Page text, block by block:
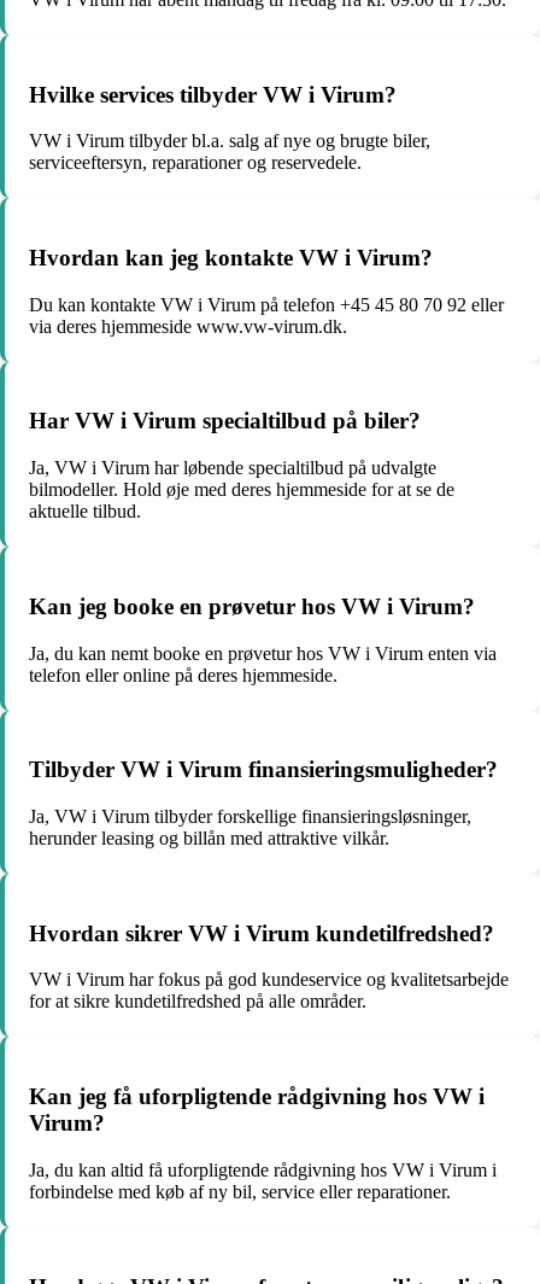
Hvilke services tilbyder VW i Virum?
VW i Virum tilbyder bl.a. salg af nye og brugte biler,
serviceeftersyn, reparationer og reservedele.
Hvordan kan jeg kontakte VW i Virum?
Du kan kontakte VW i Virum på telefon +45 45 80 70 92 eller
via deres hjemmeside www.vw-virum.dk.
Har VW i Virum specialtilbud på biler?
Ja, VW i Virum har løbende specialtilbud på udvalgte
bilmodeller. Hold øje med deres hjemmeside for at se de
aktuelle tilbud.
Kan jeg booke en prøvetur hos VW i Virum?
Ja, du kan nemt booke en prøvetur hos VW i Virum enten via
telefon eller online på deres hjemmeside.
Tilbyder VW i Virum finansieringsmuligheder?
Ja, VW i Virum tilbyder forskellige finansieringsløsninger,
herunder leasing og billån med attraktive vilkår.
Hvordan sikrer VW i Virum kundetilfredshed?
VW i Virum har fokus på god kundeservice og kvalitetsarbejde
for at sikre kundetilfredshed på alle områder.
Kan jeg få uforpligtende rådgivning hos VW i
Virum?
Ja, du kan altid få uforpligtende rådgivning hos VW i Virum i
forbindelse med køb af ny bil, service eller reparationer.